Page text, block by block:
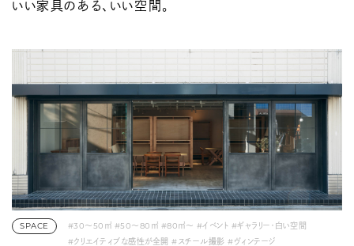
いい家具のある、いい空間。
SPACE #30〜50㎡ #50〜80㎡ #80㎡〜 #イベント #ギャラリー・白い空間
#クリエイティブな感性が全開 #スチール撮影 #ヴィンテージ